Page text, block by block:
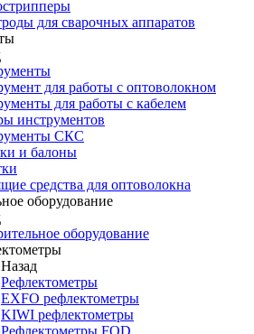
для сварочных аппаратов
для работы с оптоволокном
для работы с кабелем
инструментов
СКС
и балоны
средства для оптоволокна
оборудование
оборудование
Назад
Рефлектометры
EXFO рефлектометры
KIWI рефлектометры
Рефлектометры FOD